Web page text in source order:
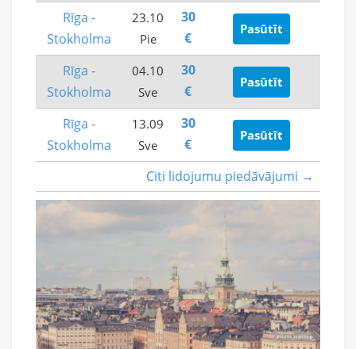
Citi lidojumu piedāvājumi →
Rīga -
Stokholma
23.10
Pie
30
€
Pasūtīt
Rīga -
Stokholma
04.10
Sve
30
€
Pasūtīt
Rīga -
Stokholma
13.09
Sve
30
€
Pasūtīt